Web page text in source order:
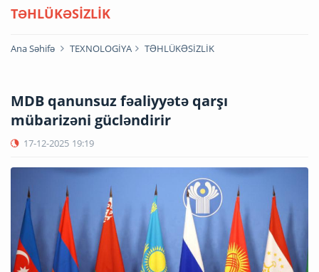
TƏHLÜKƏSİZLİK
Ana Səhifə TEXNOLOGİYA TƏHLÜKƏSİZLİK
MDB qanunsuz fəaliyyətə qarşı
mübarizəni gücləndirir
17-12-2025 19:19